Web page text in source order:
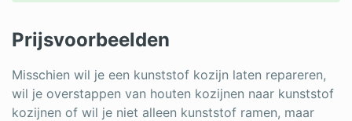
Prijsvoorbeelden
Misschien wil je een kunststof kozijn laten repareren,
wil je overstappen van houten kozijnen naar kunststof
kozijnen of wil je niet alleen kunststof ramen, maar